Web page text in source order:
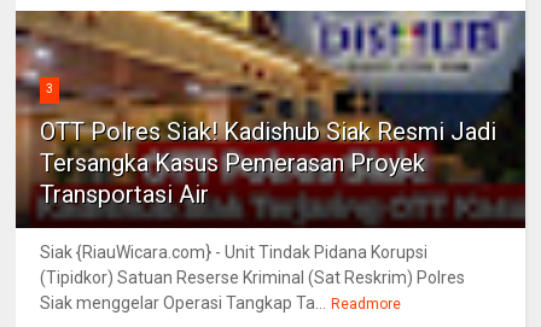
3
OTT Polres Siak! Kadishub Siak Resmi Jadi
Tersangka Kasus Pemerasan Proyek
Transportasi Air
Siak {RiauWicara.com} - Unit Tindak Pidana Korupsi
(Tipidkor) Satuan Reserse Kriminal (Sat Reskrim) Polres
Siak menggelar Operasi Tangkap Ta... Readmore